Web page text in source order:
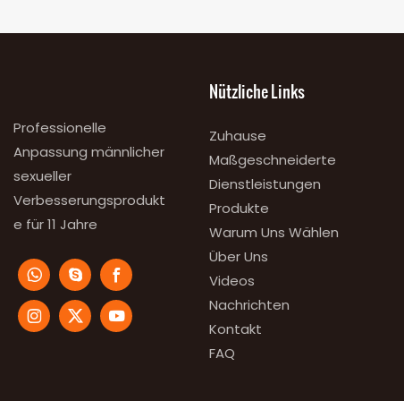
Professionelle
Anpassung männlicher
sexueller
Verbesserungsprodukt
e für 11 Jahre
Nützliche Links
Zuhause
Maßgeschneiderte
Dienstleistungen
Produkte
Warum Uns Wählen
Über Uns
Videos
Nachrichten
Kontakt
FAQ